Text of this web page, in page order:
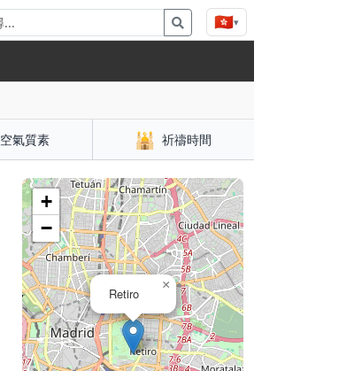
🇭🇰▾
空氣質素 🕌 祈禱時間
Retiro
×
+
−